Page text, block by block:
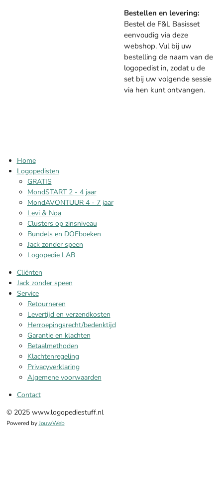
Bestellen en levering:
Bestel de F&L Basisset
eenvoudig via deze
webshop. Vul bij uw
bestelling de naam van de
logopedist in, zodat u de
set bij uw volgende sessie
via hen kunt ontvangen.
Home
Logopedisten
GRATIS
MondSTART 2 - 4 jaar
MondAVONTUUR 4 - 7 jaar
Levi & Noa
Clusters op zinsniveau
Bundels en DOEboeken
Jack zonder speen
Logopedie LAB
Cliënten
Jack zonder speen
Service
Retourneren
Levertijd en verzendkosten
Herroepingsrecht/bedenktijd
Garantie en klachten
Betaalmethoden
Klachtenregeling
Privacyverklaring
Algemene voorwaarden
Contact
© 2025 www.logopediestuff.nl
Powered byJouwWeb